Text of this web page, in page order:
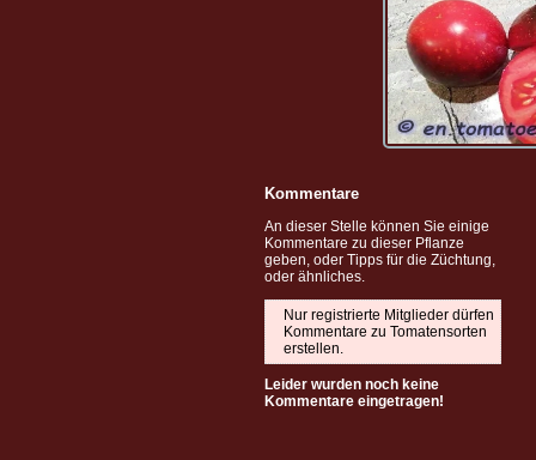
Kommentare
An dieser Stelle können Sie einige
Kommentare zu dieser Pflanze
geben, oder Tipps für die Züchtung,
oder ähnliches.
Nur registrierte Mitglieder dürfen
Kommentare zu Tomatensorten
erstellen.
Leider wurden noch keine
Kommentare eingetragen!